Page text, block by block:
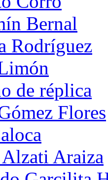
Bernal
Rodríguez
de réplica
Flores
Araiza